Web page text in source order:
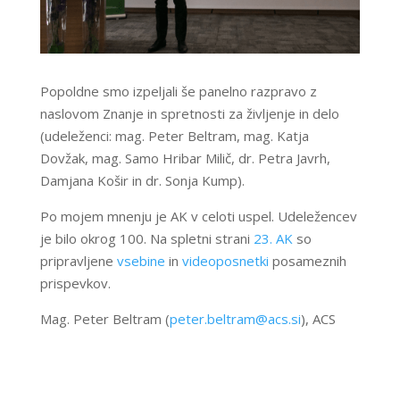
Popoldne smo izpeljali še panelno razpravo z
naslovom Znanje in spretnosti za življenje in delo
(udeleženci: mag. Peter Beltram, mag. Katja
Dovžak, mag. Samo Hribar Milič, dr. Petra Javrh,
Damjana Košir in dr. Sonja Kump).
Po mojem mnenju je AK v celoti uspel. Udeležencev
je bilo okrog 100. Na spletni strani 23. AKso
pripravljene vsebine in videoposnetki posameznih
prispevkov.
Mag. Peter Beltram (peter.beltram@acs.si), ACS